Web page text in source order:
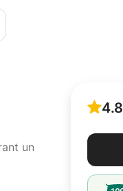
un
4.8